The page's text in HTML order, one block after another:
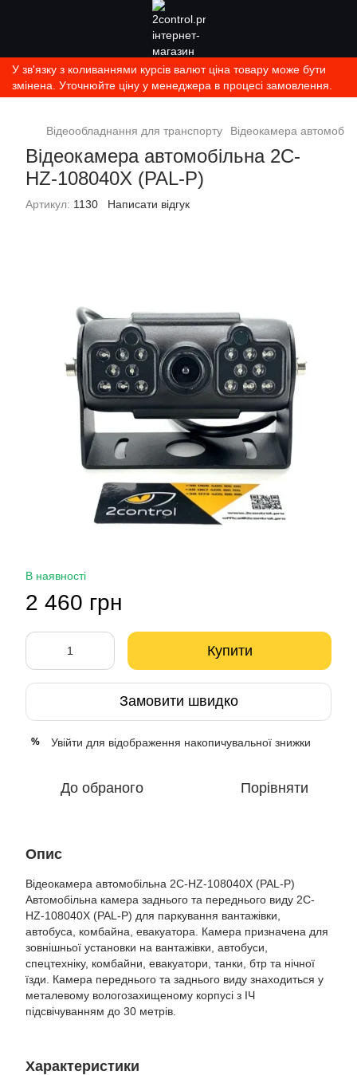
У зв'язку з коливаннями курсів валют ціна товару може бути
змінена. Уточнюйте ціну у менеджера в процесі замовлення.
Відеообладнання для транспорту Відеокамера
Відеокамера автомобільна 2C-
HZ-108040X (PAL-P)
Артикул: 1130 Написати відгук
В наявності
2 460 грн
Купити
Замовити швидко
% Увійти для відображення накопичувальної знижки
До обраного Порівняти
Опис
Відеокамера автомобільна 2C-HZ-108040X (PAL-P)
Автомобільна камера заднього та переднього виду 2C-
HZ-108040X (PAL-P) для паркування вантажівки,
автобуса, комбайна, евакуатора. Камера призначена для
зовнішньої установки на вантажівки, автобуси,
спецтехніку, комбайни, евакуатори, танки, бтр та нічної
їзди. Камера переднього та заднього виду знаходиться у
металевому вологозахищеному корпусі з ІЧ
підсвічуванням до 30 метрів.
Характеристики